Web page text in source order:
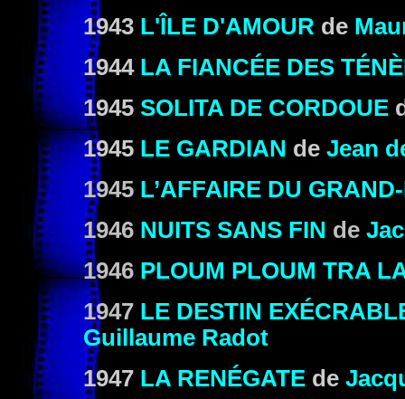
1943 L'ÎLE D'AMOUR de
1944 LA FIANCÉE DES
1945 SOLITA DE CORDOUE
1945 LE GARDIAN de Jean
1945 L’AFFAIRE DU
1946 NUITS SANS FIN de
1946 PLOUM PLOUM TRA
1947 LE DESTIN
Guillaume Radot
1947 LA RENÉGATE de